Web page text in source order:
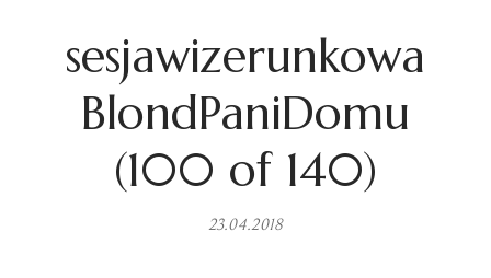
sesjawizerunkowa
BlondPaniDomu
(100 of 140)
23.04.2018